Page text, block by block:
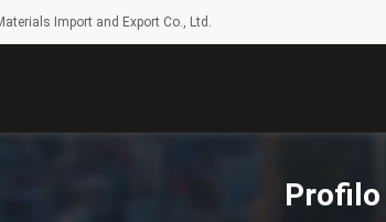
Import and Export Co., Ltd.
Profilo